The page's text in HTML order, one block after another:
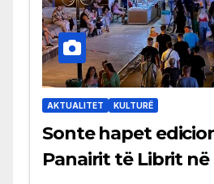
AKTUALITET KULTURË
Sonte hapet
Panairit të Librit në